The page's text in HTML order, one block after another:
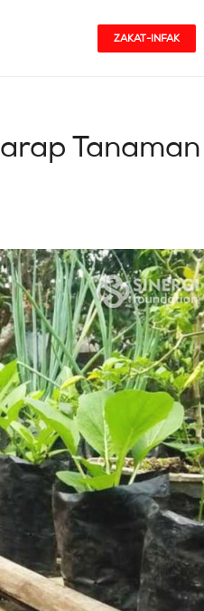
ZAKAT-INFAK
Tanaman